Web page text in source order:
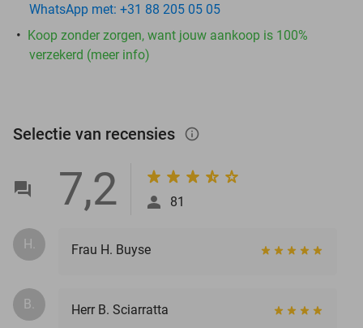
WhatsApp met: +31 88 205 05 05
Koop zonder zorgen, want jouw aankoop is 100%
verzekerd (meer info)
Selectie van recensies info_outlined
7,2 81
H. Frau H. Buyse
B. Herr B. Sciarratta